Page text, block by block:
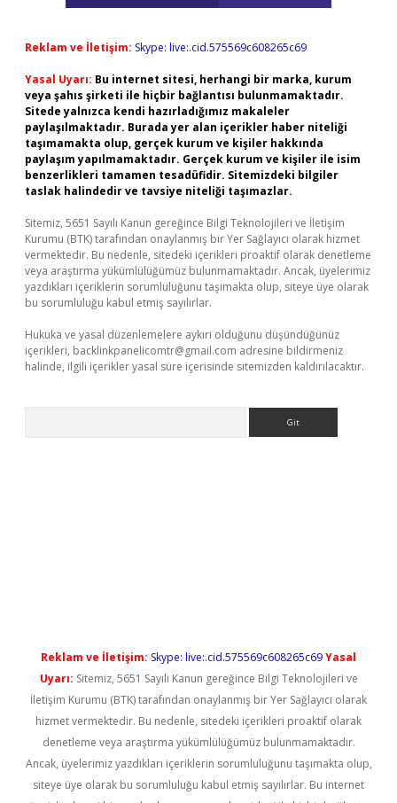
Reklam ve İletişim: Skype: live:.cid.575569c608265c69
Yasal Uyarı: Bu internet sitesi, herhangi bir marka, kurum
veya şahıs şirketi ile hiçbir bağlantısı bulunmamaktadır.
Sitede yalnızca kendi hazırladığımız makaleler
paylaşılmaktadır. Burada yer alan içerikler haber niteliği
taşımamakta olup, gerçek kurum ve kişiler hakkında
paylaşım yapılmamaktadır. Gerçek kurum ve kişiler ile isim
benzerlikleri tamamen tesadüfidir. Sitemizdeki bilgiler
taslak halindedir ve tavsiye niteliği taşımazlar.
Sitemiz, 5651 Sayılı Kanun gereğince Bilgi Teknolojileri ve İletişim
Kurumu (BTK) tarafından onaylanmış bir Yer Sağlayıcı olarak hizmet
vermektedir. Bu nedenle, sitedeki içerikleri proaktif olarak denetleme
veya araştırma yükümlülüğümüz bulunmamaktadır. Ancak, üyelerimiz
yazdıkları içeriklerin sorumluluğunu taşımakta olup, siteye üye olarak
bu sorumluluğu kabul etmiş sayılırlar.
Hukuka ve yasal düzenlemelere aykırı olduğunu düşündüğünüz
içerikleri, backlinkpanelicomtr@gmail.com adresine bildirmeniz
halinde, ilgili içerikler yasal süre içerisinde sitemizden kaldırılacaktır.
Reklam ve İletişim: Skype: live:.cid.575569c608265c69Yasal
Uyarı: Sitemiz, 5651 Sayılı Kanun gereğince Bilgi Teknolojileri ve
İletişim Kurumu (BTK) tarafından onaylanmış bir Yer Sağlayıcı olarak
hizmet vermektedir. Bu nedenle, sitedeki içerikleri proaktif olarak
denetleme veya araştırma yükümlülüğümüz bulunmamaktadır.
Ancak, üyelerimiz yazdıkları içeriklerin sorumluluğunu taşımakta olup,
siteye üye olarak bu sorumluluğu kabul etmiş sayılırlar. Bu internet